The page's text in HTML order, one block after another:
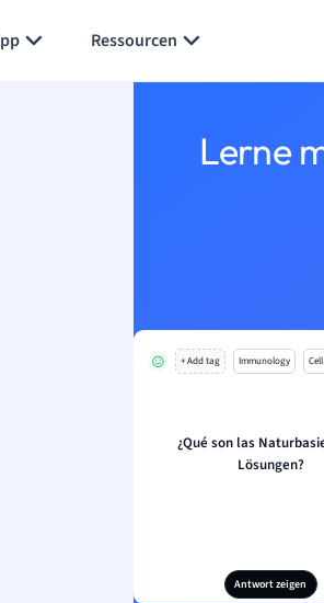
Ressourcen
Lerne
+ Add tag Immunology
¿Qué son las
Lösungen?
Antwort zeigen